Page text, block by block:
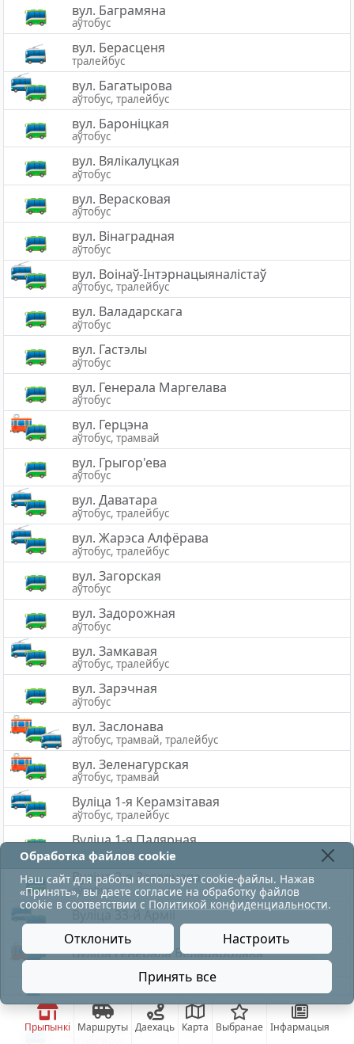
Прыпынкі Маршруты Даехаць Карта Выбранае Інфармацыя
вул. Баграмяна
аўтобус
вул. Берасценя
тралейбус
вул. Багатырова
аўтобус, тралейбус
вул. Бароніцкая
аўтобус
вул. Вялікалуцкая
аўтобус
вул. Верасковая
аўтобус
вул. Вінаградная
аўтобус
вул. Воінаў-Інтэрнацыяналістаў
аўтобус, тралейбус
вул. Валадарскага
аўтобус
вул. Гастэлы
аўтобус
вул. Генерала Маргелава
аўтобус
вул. Герцэна
аўтобус, трамвай
вул. Грыгор'ева
аўтобус
вул. Даватара
аўтобус, тралейбус
вул. Жарэса Алфёрава
аўтобус, тралейбус
вул. Загорская
аўтобус
вул. Задорожная
аўтобус
вул. Замкавая
аўтобус, тралейбус
вул. Зарэчная
аўтобус
вул. Заслонава
аўтобус, трамвай, тралейбус
вул. Зеленагурская
аўтобус, трамвай
Вуліца 1-я Керамзітавая
аўтобус, тралейбус
Вуліца 1-я Палярная
аўтобус
Вулiца 2-я Заслонава
аўтобус
Вуліца 33-й Арміі
аўтобус, тралейбус
Вуліца Генерала Белабародава
Вуліца Даламітавая
аўтобус
Вуліца Медыцынская
движение троллейбусов по ул.Воинов-
Обработка файлов cookie
Наш сайт для работы использует cookie-файлы. Нажав
«Принять», вы даете согласие на обработку файлов
cookie в соответствии с Политикой конфиденциальности.
Отклонить Настроить
Принять все